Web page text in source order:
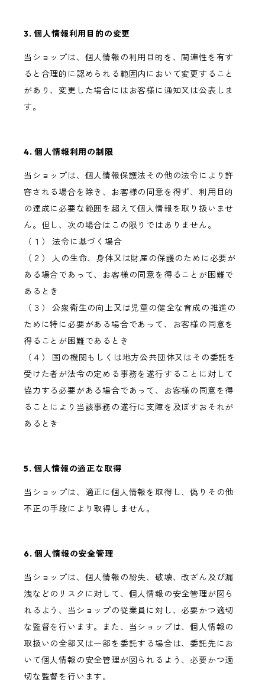
3. 個人情報利用目的の変更
当ショップは、個人情報の利用目的を、関連性を有す
ると合理的に認められる範囲内において変更すること
があり、変更した場合にはお客様に通知又は公表しま
す。
4. 個人情報利用の制限
当ショップは、個人情報保護法その他の法令により許
容される場合を除き、お客様の同意を得ず、利用目的
の達成に必要な範囲を超えて個人情報を取り扱いませ
ん。但し、次の場合はこの限りではありません。
（１） 法令に基づく場合
（２） 人の生命、身体又は財産の保護のために必要が
ある場合であって、お客様の同意を得ることが困難で
あるとき
（３） 公衆衛生の向上又は児童の健全な育成の推進の
ために特に必要がある場合であって、お客様の同意を
得ることが困難であるとき
（４） 国の機関もしくは地方公共団体又はその委託を
受けた者が法令の定める事務を遂行することに対して
協力する必要がある場合であって、お客様の同意を得
ることにより当該事務の遂行に支障を及ぼすおそれが
あるとき
5. 個人情報の適正な取得
当ショップは、適正に個人情報を取得し、偽りその他
不正の手段により取得しません。
6. 個人情報の安全管理
当ショップは、個人情報の紛失、破壊、改ざん及び漏
洩などのリスクに対して、個人情報の安全管理が図ら
れるよう、当ショップの従業員に対し、必要かつ適切
な監督を行います。また、当ショップは、個人情報の
取扱いの全部又は一部を委託する場合は、委託先にお
いて個人情報の安全管理が図られるよう、必要かつ適
切な監督を行います。